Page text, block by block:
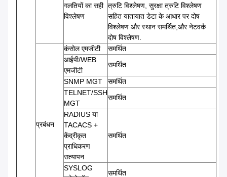
गलतियों का सही
विश्लेषण
त्रुटि विश्लेषण, सुरक्षा त्रुटि विश्लेषण
सहित यातायात डेटा के आधार पर दोष
विश्लेषण और स्थान समर्थित,और नेटवर्क
दोष विश्लेषण.
प्रबंधन
कंसोल एमजीटी
समर्थित
आईपी/WEB
एमजीटी
समर्थित
SNMP MGT
समर्थित
TELNET/SSH
MGT
समर्थित
RADIUS या
TACACS +
केंद्रीकृत
प्राधिकरण
सत्यापन
समर्थित
SYSLOG
समर्थित